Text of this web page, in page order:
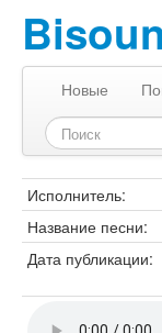
Новые
Исполнитель:
Название песни:
Дата публикации: